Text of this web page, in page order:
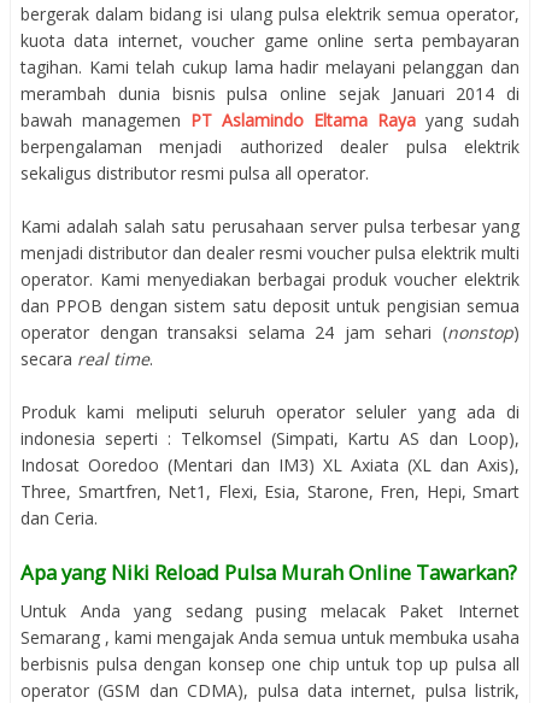
bergerak dalam bidang isi ulang pulsa elektrik semua operator,
kuota data internet, voucher game online serta pembayaran
tagihan. Kami telah cukup lama hadir melayani pelanggan dan
merambah dunia bisnis pulsa online sejak Januari 2014 di
bawah managemen PT Aslamindo Eltama Raya yang sudah
berpengalaman menjadi authorized dealer pulsa elektrik
sekaligus distributor resmi pulsa all operator.
Kami adalah salah satu perusahaan server pulsa terbesar yang
menjadi distributor dan dealer resmi voucher pulsa elektrik multi
operator. Kami menyediakan berbagai produk voucher elektrik
dan PPOB dengan sistem satu deposit untuk pengisian semua
operator dengan transaksi selama 24 jam sehari (nonstop)
secara real time.
Produk kami meliputi seluruh operator seluler yang ada di
indonesia seperti : Telkomsel (Simpati, Kartu AS dan Loop),
Indosat Ooredoo (Mentari dan IM3) XL Axiata (XL dan Axis),
Three, Smartfren, Net1, Flexi, Esia, Starone, Fren, Hepi, Smart
dan Ceria.
Apa yang Niki Reload Pulsa Murah Online Tawarkan?
Untuk Anda yang sedang pusing melacak Paket Internet
Semarang , kami mengajak Anda semua untuk membuka usaha
berbisnis pulsa dengan konsep one chip untuk top up pulsa all
operator (GSM dan CDMA), pulsa data internet, pulsa listrik,